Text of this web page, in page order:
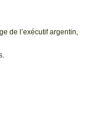
de l’exécutif argentin,